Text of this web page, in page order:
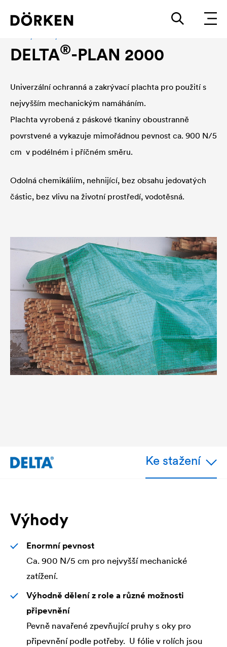
DELTA®-PLAN 2000
Univerzální ochranná a zakrývací plachta pro použití s ​​
nejvyšším mechanickým namáháním.
Plachta vyrobená z páskové tkaniny oboustranně
povrstvené a vykazuje mimořádnou pevnost ca. 900 N/5
cm v podélném i příčném směru.
Odolná chemikáliím, nehnijící, bez obsahu jedovatých
částic, bez vlivu na životní prostředí, vodotěsná.
Ke stažení
Výhody
Enormní pevnost
Ca. 900 N/5 cm pro nejvyšší mechanické
zatížení.
Výhodně dělení z role a různé možnosti
připevnění
Pevně navařené zpevňující pruhy s oky pro
připevnění podle potřeby. U fólie v rolích jsou